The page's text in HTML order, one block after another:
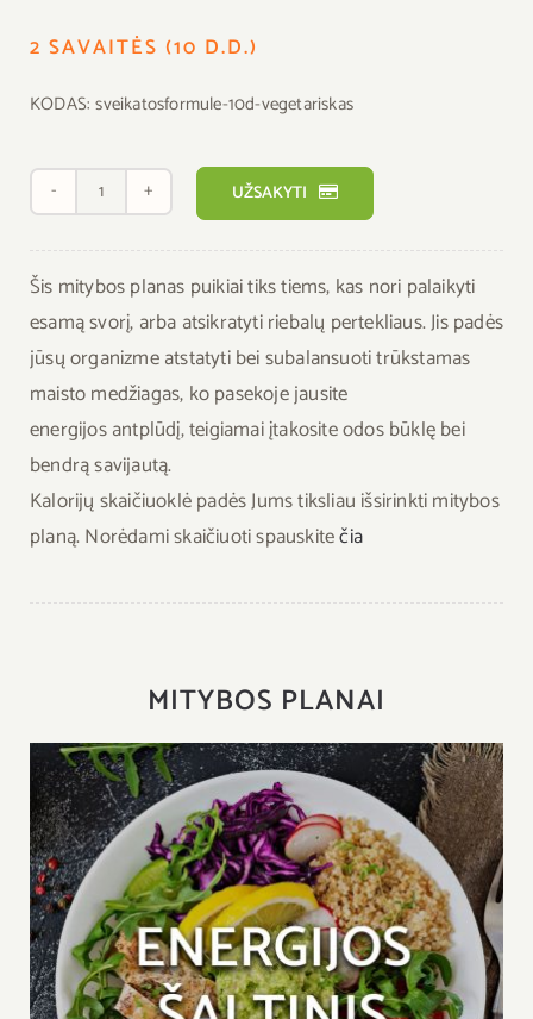
2 SAVAITĖS (10 D.D.)
KODAS:sveikatosformule-10d-vegetariskas
produkto
kiekis:
Savaitės
(10
d.d.)
UŽSAKYTI
Šis mitybos planas puikiai tiks tiems, kas nori palaikyti
esamą svorį, arba atsikratyti riebalų pertekliaus. Jis padės
jūsų organizme atstatyti bei subalansuoti trūkstamas
maisto medžiagas, ko pasekoje jausite
energijos antplūdį, teigiamai įtakosite odos būklę bei
bendrą savijautą.
Kalorijų skaičiuoklė padės Jums tiksliau išsirinkti mitybos
planą. Norėdami skaičiuoti spauskitečia
MITYBOS PLANAI